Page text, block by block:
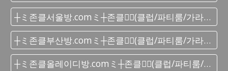
┼ミ존클서울방.comミ┼존클❤️‍🔥(클럽/파티룸/가라오케) - 단톡방
┼ミ존클부산방.comミ┼존클❤️‍🔥(클럽/파티룸/가라오케) - 단톡방
┼ミ존클올레이디방.comミ┼존클❤️‍🔥(클럽/파티룸/가라오케) - 단톡방